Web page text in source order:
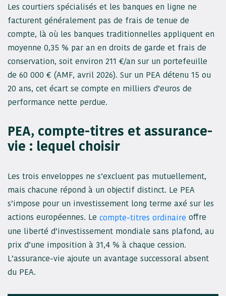
Les courtiers spécialisés et les banques en ligne ne
facturent généralement pas de frais de tenue de
compte, là où les banques traditionnelles appliquent en
moyenne 0,35 % par an en droits de garde et frais de
conservation, soit environ 211 €/an sur un portefeuille
de 60 000 € (AMF, avril 2026). Sur un PEA détenu 15 ou
20 ans, cet écart se compte en milliers d’euros de
performance nette perdue.
PEA, compte-titres et assurance-
vie : lequel choisir
Les trois enveloppes ne s’excluent pas mutuellement,
mais chacune répond à un objectif distinct. Le PEA
s’impose pour un investissement long terme axé sur les
actions européennes. Le compte-titres ordinaire offre
une liberté d’investissement mondiale sans plafond, au
prix d’une imposition à 31,4 % à chaque cession.
L’assurance-vie ajoute un avantage successoral absent
du PEA.